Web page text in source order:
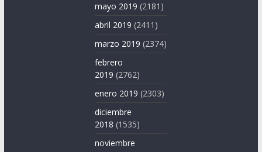
mayo 2019 (2181)
abril 2019 (2411)
marzo 2019 (2374)
febrero
2019 (2762)
enero 2019 (2303)
diciembre
2018 (1535)
noviembre